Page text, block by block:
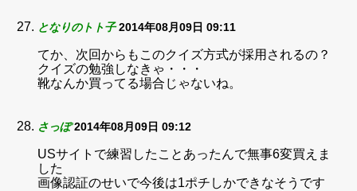
となりのトト子 2014年08月09日 09:11
てか、次回からもこのクイズ方式が採用されるの？
クイズの勉強しなきゃ・・・
靴なんか買ってる場合じゃないね。
さっぽ 2014年08月09日 09:12
USサイトで練習したことあったんで無事6変買えま
した
画像認証のせいで今後は1ポチしかできなそうです